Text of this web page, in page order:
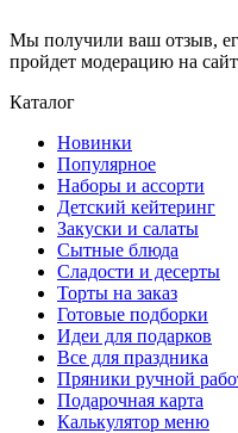
Мы получили ваш отзыв,
пройдет модерацию на
Каталог
Новинки
Популярное
Наборы и ассорти
Детский кейтеринг
Закуски и салаты
Сытные блюда
Сладости и десерты
Торты на заказ
Готовые подборки
Идеи для подарков
Все для праздника
Пряники ручной
Подарочная карта
Калькулятор меню